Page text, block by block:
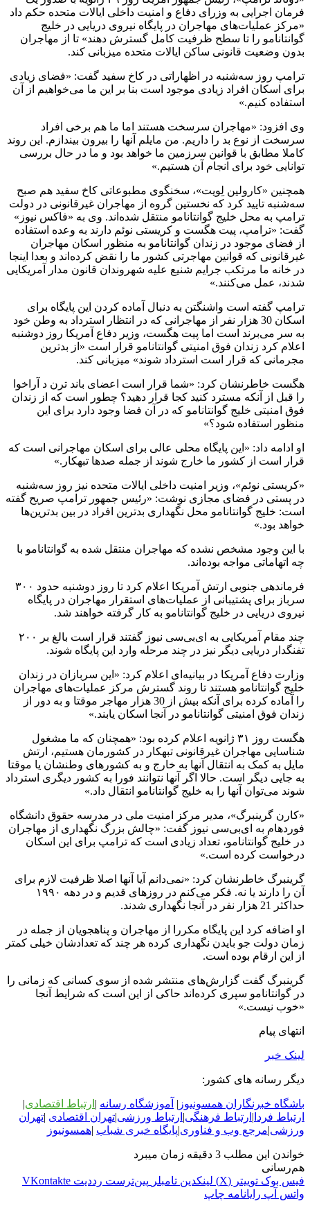
فرمان اجرایی به وزرای دفاع و امنیت داخلی ایالات متحده حکم داد
«مرکز عملیات‌های مهاجران در پایگاه نیروی دریایی در خلیج
گوانتانامو را تا سطح ظرفیت کامل گسترش دهند» تا از مهاجران
بدون وضعیت قانونی ساکن ایالات متحده میزبانی کند.
ترامپ روز سه‌شنبه در اظهاراتی در کاخ سفید گفت: «فضای زیادی
برای اسکان افراد زیادی موجود است بنا بر این ما می‌خواهیم از آن
استفاده کنیم.»
وی افزود: «مهاجران سرسخت هستند اما ما هم برخی افراد
سرسخت از نوع بد را داریم. من مایلم آنها را بیرون بیندازم. این روند
کاملا مطابق با قوانین سرزمین ما خواهد بود و ما در حال بررسی
توانایی خود برای انجام آن هستیم.»
همچنین «کارولین لِویت»، سخنگوی مطبوعاتی کاخ سفید هم صبح
سه‌شنبه تایید کرد که نخستین گروه از مهاجران غیرقانونی در دولت
ترامپ به محل خلیج گوانتانامو منتقل شده‌اند. وی به «فاکس نیوز»
گفت: «ترامپ، پیت هگست و کریستی نوئم دارند به وعده استفاده
از فضای موجود در زندان گوانتانامو به منظور اسکان مهاجران
غیرقانونی که قوانین مهاجرتی کشور ما را نقض کرده‌اند و بعدا اینجا
در خانه ما مرتکب جرایم شنیع علیه شهروندان قانون مدار آمریکایی
شدند، عمل می‌کنند.»
ترامپ گفته است واشنگتن به دنبال آماده کردن این پایگاه برای
اسکان 30 هزار نفر از مهاجرانی که در انتظار استرداد به وطن خود
به سر می‌برند است اما پیت هگست، وزیر دفاع آمریکا روز دوشنبه
اعلام کرد زندان فوق امنیتی گوانتانامو قرار است «از بدترین
مجرمانی که قرار است استرداد شوند» میزبانی کند.
هگست خاطرنشان کرد: «شما قرار است اعضای باند ترن د آراخوا
را قبل از آنکه مسترد کنید کجا قرار دهید؟ چطور است که از زندان
فوق امنیتی خلیج گوانتانامو که در آن فضا وجود دارد برای این
منظور استفاده شود؟»
او ادامه داد: «این پایگاه محلی عالی برای اسکان مهاجرانی است که
قرار است از کشور ما خارج شوند از جمله صدها تبهکار.»
«کریستی نوئم»، وزیر امنیت داخلی ایالات متحده نیز روز سه‌شنبه
در پستی در فضای مجازی نوشت: «رئیس جمهور ترامپ صریح گفته
است: خلیج گوانتانامو محل نگهداری بدترین افراد در بین بدترین‌ها
خواهد بود.»
با این وجود مشخص نشده که مهاجران منتقل شده به گوانتانامو با
چه اتهاماتی مواجه بوده‌اند.
فرماندهی جنوبی ارتش آمریکا اعلام کرد تا روز دوشنبه حدود ۳۰۰
سرباز برای پشتیبانی از عملیات‌های استقرار مهاجران در پایگاه
نیروی دریایی در خلیج گوانتانامو به کار گرفته خواهند شد.
چند مقام آمریکایی به ای‌بی‌سی نیوز گفتند قرار است بالغ بر ۲۰۰
تفنگدار دریایی دیگر نیز در چند مرحله وارد این پایگاه شوند.
وزارت دفاع آمریکا در بیانیه‌ای اعلام کرد: «این سربازان در زندان
خلیج گوانتانامو هستند تا روند گسترش مرکز عملیات‌های مهاجران
را آماده کرده برای آنکه بیش از 30 هزار مهاجر موقتا و به دور از
زندان فوق امنیتی گوانتانامو در آنجا اسکان یابند.»
هگست روز ۳۱ ژانویه اعلام کرده بود: «همچنان که ما مشغول
شناسایی مهاجران غیرقانونی تبهکار در کشورمان هستیم، ارتش
مایل به کمک به انتقال آنها به خارج و به کشورهای وطنشان یا موقتا
به جایی دیگر است. حالا اگر آنها نتوانند فورا به کشور دیگری استرداد
شوند می‌توان آنها را به خلیج گوانتانامو انتقال داد.»
«کارن گرینبرگ»، مدیر مرکز امنیت ملی در مدرسه حقوق دانشگاه
فوردهام به ای‌بی‌سی نیوز گفت: «چالش بزرگ نگهداری از مهاجران
در خلیج گوانتانامو، تعداد زیادی است که ترامپ برای این اسکان
درخواست کرده است.»
گرینبرگ خاطرنشان کرد: «نمی‌دانم آیا آنها اصلا ظرفیت لازم برای
آن را دارند یا نه. فکر می‌کنم در روزهای قدیم و در دهه ۱۹۹۰
حداکثر 21 هزار نفر در آنجا نگهداری شدند.
او اضافه کرد این پایگاه مکررا از مهاجران و پناهجویان از جمله در
زمان دولت جو بایدن نگهداری کرده هر چند که تعدادشان خیلی کمتر
از این ارقام بوده است.
گرینبرگ گفت گزارش‌های منتشر شده از سوی کسانی که زمانی را
در گوانتانامو سپری کرده‌اند حاکی از این است که شرایط آنجا
«خوب نیست.»
انتهای پیام
لینک خبر
دیگر رسانه های کشور:
باشگاه خبرنگاران همسونیوز | آموزشگاه رسانه | ارتباط اقتصادی|
ارتباط فردا | ارتباط فرهنگی| ارتباط ورزشی|تهران اقتصادی |تهران
ورزشی|مرجع وب و فناوری|پایگاه خبری شباب |همسونیوز
خواندن این مطلب 3 دقیقه زمان میبرد
هم‌رسانی
فیس بوک توییتر (X) لینکدین ‫تامبلر ‫پین‌ترست ‫رددیت ‫VKontakte
واتس آپ رایانامه چاپ